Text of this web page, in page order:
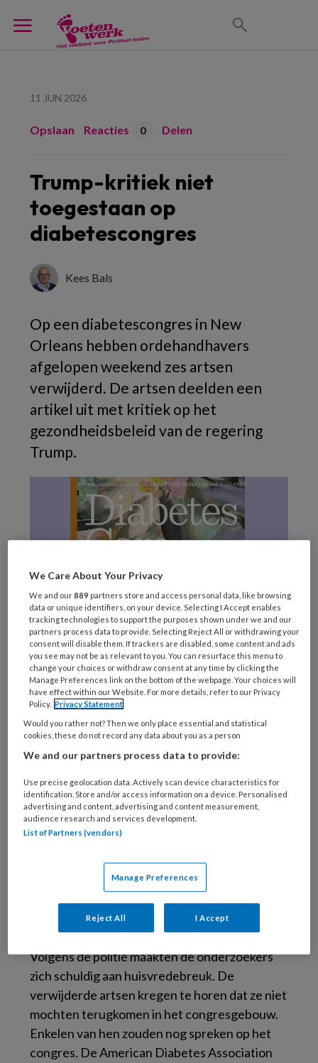
11 JUN 2026
Opslaan Reacties 0 Delen
Trump-kritiek niet
toegestaan op
diabetescongres
Kees Bals
Op een diabetescongres in New
Orleans hebben ordehandhavers
afgelopen weekend zes artsen
verwijderd. De artsen deelden een
artikel uit met kritiek op het
gezondheidsbeleid van de regering
Trump.
(Beeld: Diabetes Care)
De organisator van het congres was de
American Diabetes Association. Het artikel dat
de artsen uitdeelden, is hetvoorwoord van
Diabetes Care. De diabetesvereniging geeft
dit tijdschrift uit. Steven E. Kahn, de
hoofdredacteur van Diabetes Care, was een
van de schrijvers van dit voorwoord, en een
van de artsen die uit het congresgebouw
werden gezet. Een video vanMedPage Today
toont het gedwongen vertrek van de
onderzoekers. Hoogleraar Aaron Kelly, die ook
: ‘Ze probeerden ons duidelijk te
Sprekers mochten niet meer naar binnen
Volgens de politie maakten de onderzoekers
zich schuldig aan huisvredebreuk. De
verwijderde artsen kregen te horen dat ze niet
mochten terugkomen in het congresgebouw.
Enkelen van hen zouden nog spreken op het
congres. De American Diabetes Association
We Care About Your Privacy
We and our889 partners store and access personal data, like browsing
data or unique identifiers, on your device. Selecting I Accept enables
tracking technologies to support the purposes shown under we and our
partners process data to provide. Selecting Reject All or withdrawing your
consent will disable them. If trackers are disabled, some content and ads
you see may not be as relevant to you. You can resurface this menu to
change your choices or withdraw consent at any time by clicking the
Manage Preferences link on the bottom of the webpage. Your choices will
have effect within our Website. For more details, refer to our Privacy
Policy. Privacy Statement
Would you rather not? Then we only place essential and statistical
cookies, these do not record any data about you as a person
We and our partners process data to provide:
Use precise geolocation data. Actively scan device characteristics for
identification. Store and/or access information on a device. Personalised
advertising and content, advertising and content measurement,
audience research and services development.
List of Partners (vendors)
Manage Preferences
Reject All I Accept